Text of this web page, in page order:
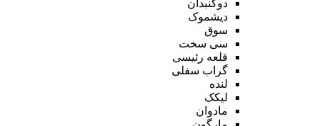
دوگنبدان
دیشموک
سوق
سی سخت
قلعه رئیسی
گراب سفلی
لنده
لیکک
مادوان